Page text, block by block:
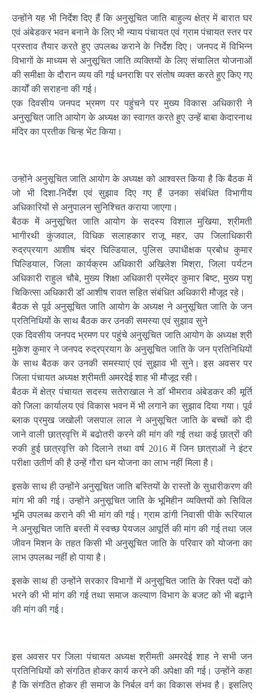
उन्होंने यह भी निर्देश दिए हैं कि अनुसूचित जाति बाहुल्य क्षेत्र में बारात घर
एवं अंबेडकर भवन बनाने के लिए भी न्याय पंचायत एवं ग्राम पंचायत स्तर पर
प्रस्ताव तैयार करते हुए उपलब्ध कराने के निर्देश दिए। जनपद में विभिन्न
विभागों के माध्यम से अनुसूचित जाति व्यक्तियों के लिए संचालित योजनाओं
की समीक्षा के दौरान व्यय की गई धनराशि पर संतोष व्यक्त करते हुए किए गए
कार्यों की सराहना की गई।
एक दिवसीय जनपद भ्रमण पर पहुंचने पर मुख्य विकास अधिकारी ने
अनुसूचित जाति आयोग के अध्यक्ष का स्वागत करते हुए उन्हें बाबा केदारनाथ
मंदिर का प्रतीक चिन्ह भेंट किया।
उन्होंने अनुसूचित जाति आयोग के अध्यक्ष को आश्वस्त किया है कि बैठक में
जो भी दिशा-निर्देश एवं सुझाव दिए गए हैं उनका संबंधित विभागीय
अधिकारियों से अनुपालन सुनिश्चित कराया जाएगा।
बैठक में अनुसूचित जाति आयोग के सदस्य विशाल मुखिया, श्रीमती
भागीरथी कुंजवाल, विधिक सलाहकार राजू महर, उप जिलाधिकारी
रुद्रप्रयाग आशीष चंद्र घिल्डियाल, पुलिस उपाधीक्षक प्रबोध कुमार
घिल्डियाल, जिला कार्यक्रम अधिकारी अखिलेश मिश्रा, जिला पर्यटन
अधिकारी राहुल चौबे, मुख्य शिक्षा अधिकारी प्रमेंद्र कुमार बिष्ट, मुख्य पशु
चिकित्सा अधिकारी डॉ आशीष रावत सहित संबंधित अधिकारी मौजूद रहे।
बैठक से पूर्व अनुसूचित जाति आयोग के अध्यक्ष ने अनुसूचित जाति के जन
प्रतिनिधियों के साथ बैठक कर उनकी समस्या एवं सुझाव सुने
एक दिवसीय जनपद भ्रमण पर पहुंचे अनुसूचित जाति आयोग के अध्यक्ष श्री
मुकेश कुमार ने जनपद रुद्रप्रयाग के अनुसूचित जाति के जन प्रतिनिधियों
के साथ बैठक कर उनकी समस्याएं एवं सुझाव भी सुने। इस अवसर पर
जिला पंचायत अध्यक्ष श्रीमती अमरदेई शाह भी मौजूद रही।
बैठक में क्षेत्र पंचायत सदस्य सतेराखाल ने डाॅ भीमराव अंबेडकर की मूर्ति
को जिला कार्यालय एवं विकास भवन में भी लगाने का सुझाव दिया गया। पूर्व
ब्लाक प्रमुख जखोली जसपाल लाल ने अनुसूचित जाति के बच्चों को दी
जाने वाली छात्रवृत्ति में बढोतरी करने की मांग की गई तथा कई छात्रों की
रुकी हुई छात्रवृत्ति को दिलाने तथा वर्ष 2016 में जिन छात्राओं ने इंटर
परीक्षा उतीर्ण की है उन्हें गौरा धन योजना का लाभ नहीं मिला है।
इसके साथ ही उन्होंने अनुसूचित जाति बस्तियों के रास्तों के सुधारीकरण की
मांग भी की गई। उन्होंने अनुसूचित जाति के भूमिहीन व्यक्तियों को सिविल
भूमि उपलब्ध कराने की भी मांग की गई। ग्राम डांगी निवासी पीके रूरियाल
ने अनुसूचित जाति बस्ती में स्वच्छ पेयजल आपूर्ति की मांग की गई तथा जल
जीवन मिशन के तहत किसी भी अनुसूचित जाति के परिवार को योजना का
लाभ उपलब्ध नहीं हो पाया है।
इसके साथ ही उन्होंने सरकार विभागों में अनुसूचित जाति के रिक्त पदों को
भरने की भी मांग की गई तथा समाज कल्याण विभाग के बजट को भी बढ़ाने
की मांग की गई।
इस अवसर पर जिला पंचायत अध्यक्ष श्रीमती अमरदेई शाह ने सभी जन
प्रतिनिधियों को संगठित होकर कार्य करने की अपेक्षा की गई। उन्होंने कहा
है कि संगठित होकर ही समाज के निर्बल वर्ग का विकास संभव है। इसलिए